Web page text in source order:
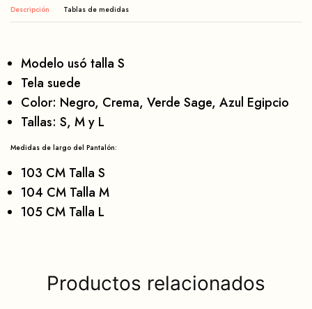
Descripción
Modelo usó talla S
Tela suede
Color: Negro, Crema, Verde Sage, Azul Egipcio
Tallas: S, M y L
Medidas de largo del Pantalón:
103 CM Talla S
104 CM Talla M
105 CM Talla L
Productos relacionados